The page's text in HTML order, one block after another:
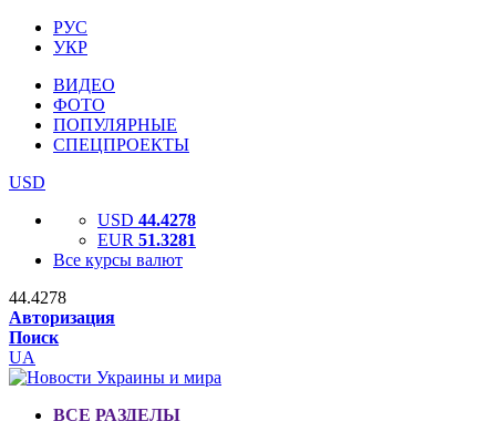
РУС
УКР
ВИДЕО
ФОТО
ПОПУЛЯРНЫЕ
СПЕЦПРОЕКТЫ
USD
USD 44.4278
EUR 51.3281
Все курсы валют
44.4278
Авторизация
Поиск
UA
ВСЕ РАЗДЕЛЫ